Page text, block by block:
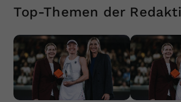
Top-Themen der